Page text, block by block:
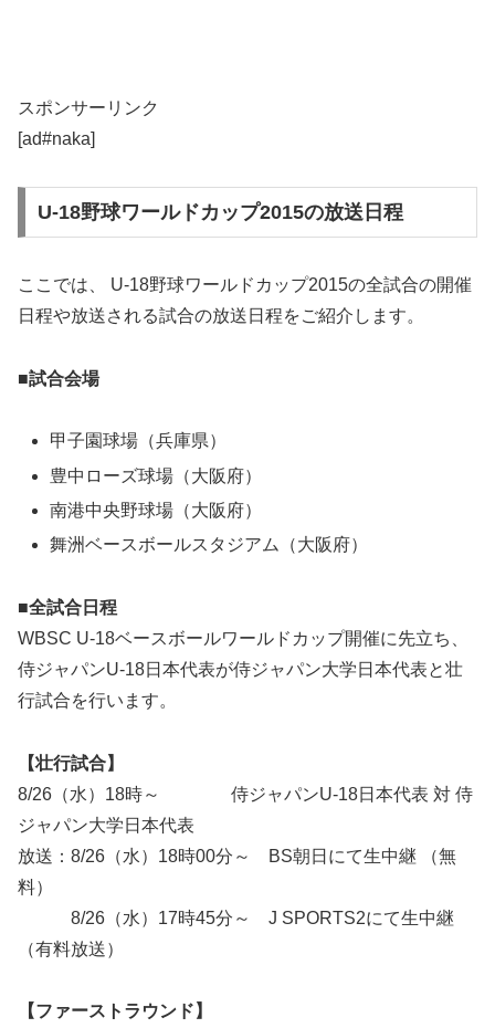
スポンサーリンク
[ad#naka]
U-18野球ワールドカップ2015の放送日程
ここでは、 U-18野球ワールドカップ2015の全試合の開催
日程や放送される試合の放送日程をご紹介します。
■試合会場
甲子園球場（兵庫県）
豊中ローズ球場（大阪府）
南港中央野球場（大阪府）
舞洲ベースボールスタジアム（大阪府）
■全試合日程
WBSC U-18ベースボールワールドカップ開催に先立ち、
侍ジャパンU-18日本代表が侍ジャパン大学日本代表と壮
行試合を行います。
【壮行試合】
8/26（水）18時～ 侍ジャパンU-18日本代表 対 侍
ジャパン大学日本代表
放送：8/26（水）18時00分～ BS朝日にて生中継 （無
料）
8/26（水）17時45分～ J SPORTS2にて生中継
（有料放送）
【ファーストラウンド】